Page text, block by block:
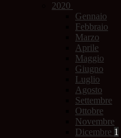
2020
Gennaio
Febbraio
Marzo
Aprile
Maggio
Giugno
Luglio
Agosto
Settembre
Ottobre
Novembre
Dicembre 1